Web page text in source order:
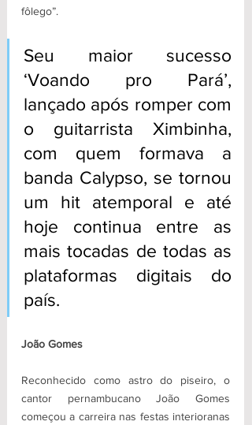
fôlego”.
Seu maior sucesso
‘Voando pro Pará’,
lançado após romper com
o guitarrista Ximbinha,
com quem formava a
banda Calypso, se tornou
um hit atemporal e até
hoje continua entre as
mais tocadas de todas as
plataformas digitais do
país.
João Gomes
Reconhecido como astro do piseiro, o
cantor pernambucano João Gomes
começou a carreira nas festas interioranas